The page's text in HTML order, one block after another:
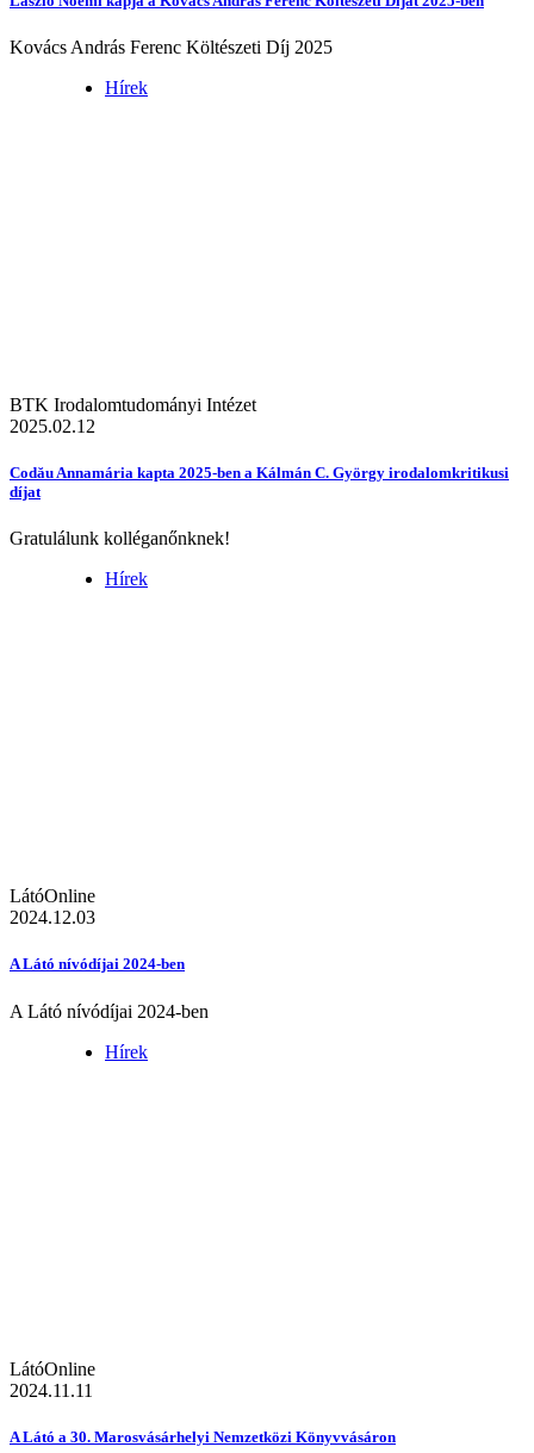
Kovács András Ferenc Költészeti Díj 2025
Hírek
BTK Irodalomtudományi Intézet
2025.02.12
Codău Annamária kapta 2025-ben a Kálmán C. György irodalomkritikusi
díjat
Gratulálunk kolléganőnknek!
Hírek
LátóOnline
2024.12.03
A Látó nívódíjai 2024-ben
A Látó nívódíjai 2024-ben
Hírek
LátóOnline
2024.11.11
A Látó a 30. Marosvásárhelyi Nemzetközi Könyvvásáron